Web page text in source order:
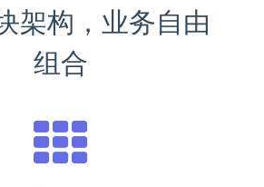
架构，业务自由
组合